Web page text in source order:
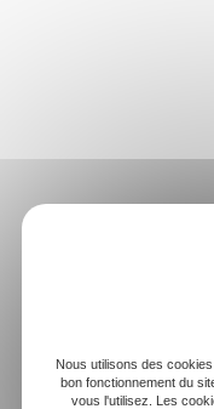
Nous utilisons des
bon fonctionnement du
vous l'utilisez. Les